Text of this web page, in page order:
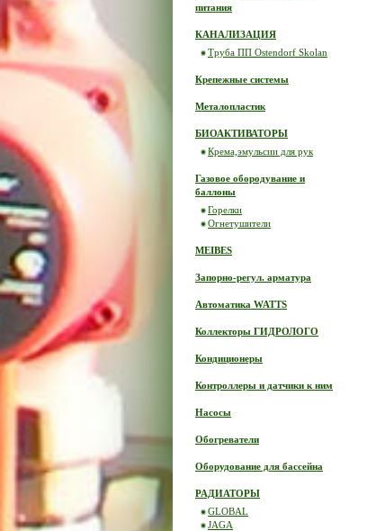
питания
КАНАЛИЗАЦИЯ
Труба ПП Ostendorf Skolan
Крепежные системы
Металопластик
БИОАКТИВАТОРЫ
Крема,эмульсии для рук
Газовое обородувание и
баллоны
Горелки
Огнетушители
MEIBES
Запорно-регул. арматура
Автоматика WATTS
Коллекторы ГИДРОЛОГО
Кондиционеры
Контроллеры и датчики к ним
Насосы
Обогреватели
Оборудование для бассейна
РАДИАТОРЫ
GLOBAL
JAGA